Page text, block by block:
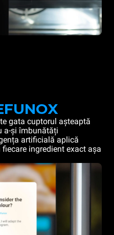
gata cuptorul așteaptă
a-și îmbunătăți
artificială aplică
ingredient exact așa